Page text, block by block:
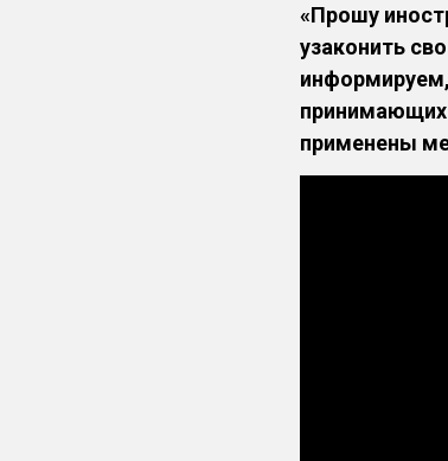
«Прошу
узаконить
принимающих
применены